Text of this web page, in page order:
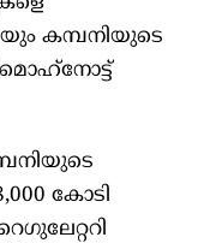
കമ്പനിയുടെ
കോടി